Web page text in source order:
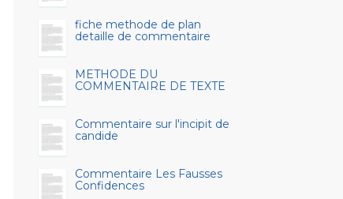
fiche methode de plan
detaille de commentaire
METHODE DU
COMMENTAIRE DE TEXTE
Commentaire sur l'incipit de
candide
Commentaire Les Fausses
Confidences